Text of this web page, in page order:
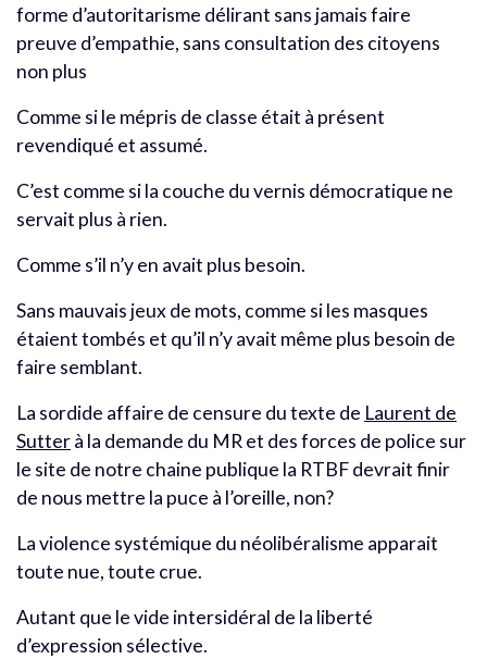
forme d’autoritarisme délirant sans jamais faire
preuve d’empathie, sans consultation des citoyens
non plus
Comme si le mépris de classe était à présent
revendiqué et assumé.
C’est comme si la couche du vernis démocratique ne
servait plus à rien.
Comme s’il n’y en avait plus besoin.
Sans mauvais jeux de mots, comme si les masques
étaient tombés et qu’il n’y avait même plus besoin de
faire semblant.
La sordide affaire de censure du texte de Laurent de
Sutterà la demande du MR et des forces de police sur
le site de notre chaine publique la RTBF devrait finir
de nous mettre la puce à l’oreille, non?
La violence systémique du néolibéralisme apparait
toute nue, toute crue.
Autant que le vide intersidéral de la liberté
d’expression sélective.